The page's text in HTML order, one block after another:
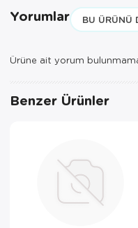
Yorumlar BU ÜRÜNÜ
Ürüne ait yorum
Benzer Ürünler